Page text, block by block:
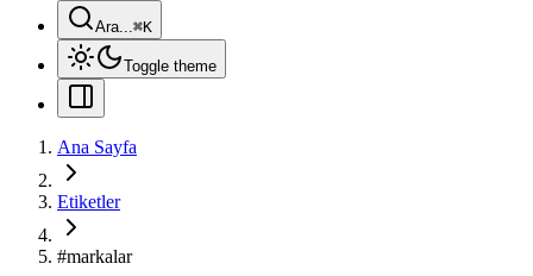
Ara...⌘K
Toggle theme
Ana Sayfa
Etiketler
#markalar